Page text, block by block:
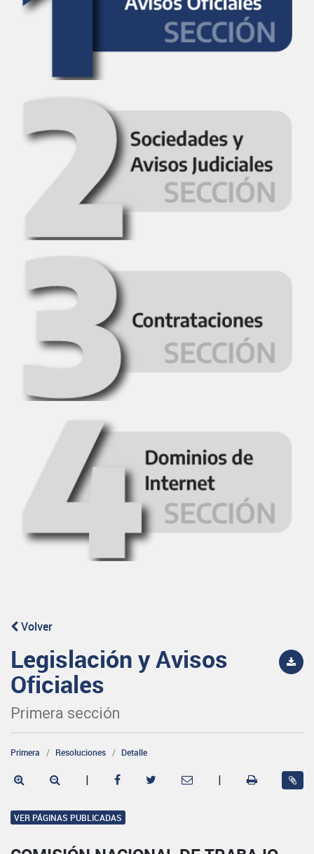
Volver
Legislación y Avisos
Oficiales
Primera sección
Primera Resoluciones Detalle
| |
VER PÁGINAS PUBLICADAS